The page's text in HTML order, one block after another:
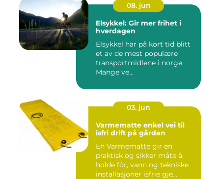
08. jun
Elsykkel: Gir mer frihet i
hverdagen
Elsykkel har på kort tid blitt
et av de mest populære
transportmidlene i norge.
Mange ve...
03. jun
Varmematte enkel vei til
isfri drift på gården
En Varmematte gir en
praktisk og sikker måte å
holde fôr, vann og tekniske
installasjoner isfrie gje...